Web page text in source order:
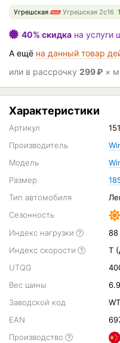
Угрешская Угрешская 2с16
40% скидка на услуги
А ещё на данный товар
или в рассрочку 299₽ ×
Характеристики
Артикул
Производитель
Модель
Размер
Тип автомобиля
Сезонность
Индекс нагрузки
88
Индекс скорости
T
UTQG
Вес шины
Заводской код
EAN
Производство